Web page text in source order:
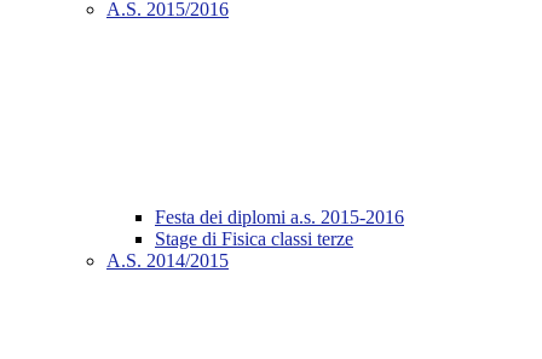
A.S. 2015/2016
Festa dei diplomi a.s. 2015-2016
Stage di Fisica classi terze
A.S. 2014/2015